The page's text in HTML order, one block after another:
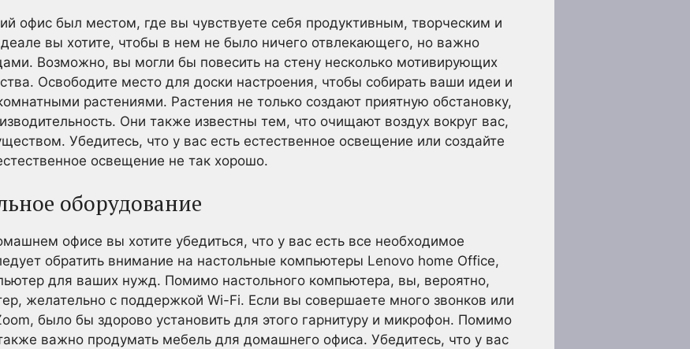
офис был местом, где вы чувствуете себя продуктивным, творческим и
вы хотите, чтобы в нем не было ничего отвлекающего, но важно
Возможно, вы могли бы повесить на стену несколько мотивирующих
Освободите место для доски настроения, чтобы собирать ваши идеи и
растениями. Растения не только создают приятную обстановку,
Они также известны тем, что очищают воздух вокруг вас,
Убедитесь, что у вас есть естественное освещение или создайте
освещение не так хорошо.
оборудование
офисе вы хотите убедиться, что у вас есть все необходимое
обратить внимание на настольные компьютеры Lenovo home Office,
для ваших нужд. Помимо настольного компьютера, вы, вероятно,
желательно с поддержкой Wi-Fi. Если вы совершаете много звонков или
было бы здорово установить для этого гарнитуру и микрофон. Помимо
важно продумать мебель для домашнего офиса. Убедитесь, что у вас